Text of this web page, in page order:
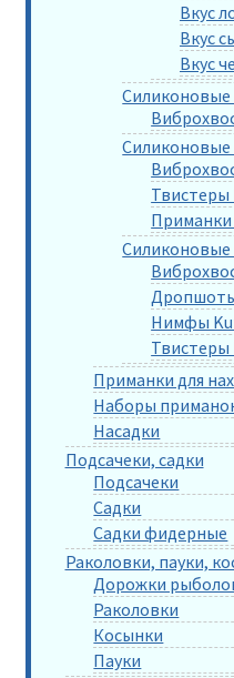
Вкус
Вкус
Вкус
Силиконовые
Силиконовые
Твистеры
Нимфы
Приманки для
Наборы
Насадки
Подсачеки, садки
Подсачеки
Садки
Садки фидерные
Раколовки, пауки,
Дорожки
Раколовки
Косынки
Пауки